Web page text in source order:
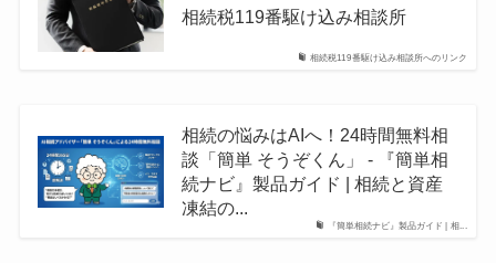
相続税119番駆け込み相談所へのリンク
相続税119番駆け込み相談所
『簡単相続ナビ』製品ガイド | 相...
相続の悩みはAIへ！24時間無料相
談「簡単 そうぞくん」 - 『簡単相
続ナビ』製品ガイド | 相続と資産
凍結の...